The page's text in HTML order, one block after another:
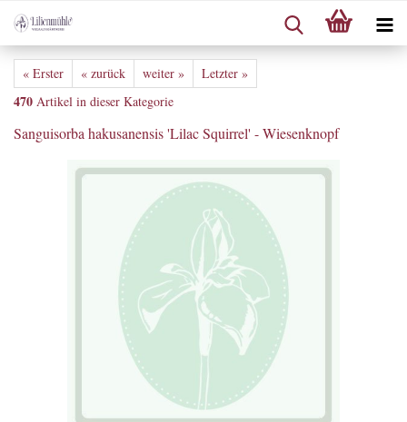
« Erster « zurück weiter » Letzter »
470 Artikel in dieser Kategorie
Sanguisorba hakusanensis 'Lilac Squirrel' - Wiesenknopf